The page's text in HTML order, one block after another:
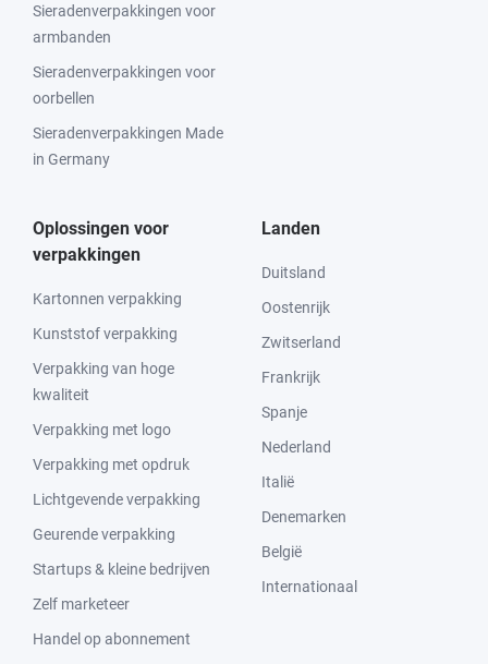
Sieradenverpakkingen voor
armbanden
Sieradenverpakkingen voor
oorbellen
Sieradenverpakkingen Made
in Germany
Oplossingen voor
verpakkingen
Kartonnen verpakking
Kunststof verpakking
Verpakking van hoge
kwaliteit
Verpakking met logo
Verpakking met opdruk
Lichtgevende verpakking
Geurende verpakking
Startups & kleine bedrijven
Zelf marketeer
Handel op abonnement
Landen
Duitsland
Oostenrijk
Zwitserland
Frankrijk
Spanje
Nederland
Italië
Denemarken
België
Internationaal